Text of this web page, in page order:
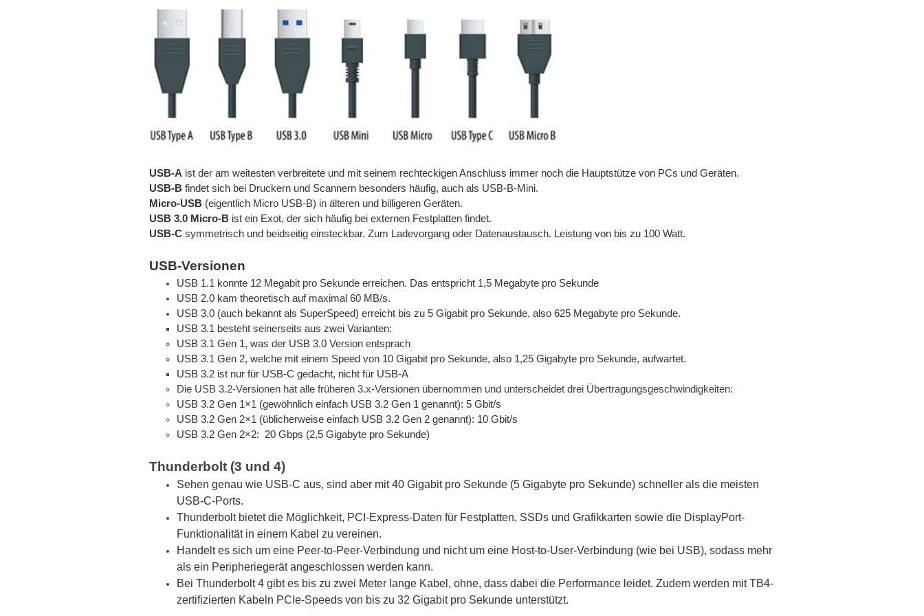
USB-A ist der am weitesten verbreitete und mit seinem rechteckigen Anschluss immer noch die Hauptstütze von PCs und Geräten.
USB-B findet sich bei Druckern und Scannern besonders häufig, auch als USB-B-Mini.
Micro-USB (eigentlich Micro USB-B) in älteren und billigeren Geräten.
USB 3.0 Micro-B ist ein Exot, der sich häufig bei externen Festplatten findet.
USB-C symmetrisch und beidseitig einsteckbar. Zum Ladevorgang oder Datenaustausch. Leistung von bis zu 100 Watt.
USB-Versionen
USB 1.1 konnte 12 Megabit pro Sekunde erreichen. Das entspricht 1,5 Megabyte pro Sekunde
USB 2.0 kam theoretisch auf maximal 60 MB/s.
USB 3.0 (auch bekannt als SuperSpeed) erreicht bis zu 5 Gigabit pro Sekunde, also 625 Megabyte pro Sekunde.
USB 3.1 besteht seinerseits aus zwei Varianten:
USB 3.1 Gen 1, was der USB 3.0 Version entsprach
USB 3.1 Gen 2, welche mit einem Speed von 10 Gigabit pro Sekunde, also 1,25 Gigabyte pro Sekunde, aufwartet.
USB 3.2 ist nur für USB-C gedacht, nicht für USB-A
Die USB 3.2-Versionen hat alle früheren 3.x-Versionen übernommen und unterscheidet drei Übertragungsgeschwindigkeiten:
USB 3.2 Gen 1×1 (gewöhnlich einfach USB 3.2 Gen 1 genannt): 5 Gbit/s
USB 3.2 Gen 2×1 (üblicherweise einfach USB 3.2 Gen 2 genannt): 10 Gbit/s
USB 3.2 Gen 2×2: 20 Gbps (2,5 Gigabyte pro Sekunde)
Thunderbolt (3 und 4)
Sehen genau wie USB-C aus, sind aber mit 40 Gigabit pro Sekunde (5 Gigabyte pro Sekunde) schneller als die meisten
USB-C-Ports.
Thunderbolt bietet die Möglichkeit, PCI-Express-Daten für Festplatten, SSDs und Grafikkarten sowie die DisplayPort-
Funktionalität in einem Kabel zu vereinen.
Handelt es sich um eine Peer-to-Peer-Verbindung und nicht um eine Host-to-User-Verbindung (wie bei USB), sodass mehr
als ein Peripheriegerät angeschlossen werden kann.
Bei Thunderbolt 4 gibt es bis zu zwei Meter lange Kabel, ohne, dass dabei die Performance leidet. Zudem werden mit TB4-
zertifizierten Kabeln PCIe-Speeds von bis zu 32 Gigabit pro Sekunde unterstützt.